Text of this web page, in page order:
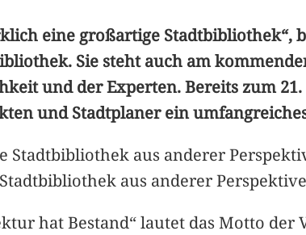
eine großartige
Sie steht auch am
und der Experten. Bereits zum
und Stadtplaner ein
aus anderer
hat Bestand“ lautet das Motto